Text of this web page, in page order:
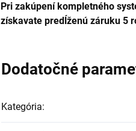
Pri zakúpení kompletného
získavate predĺženú záruku 5
Dodatočné
Kategória: